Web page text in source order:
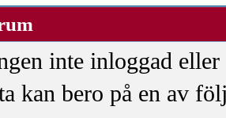
inte inloggad
kan bero på en av